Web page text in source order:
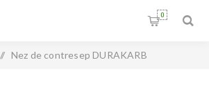
0
/ Nez de contresep DURAKARB